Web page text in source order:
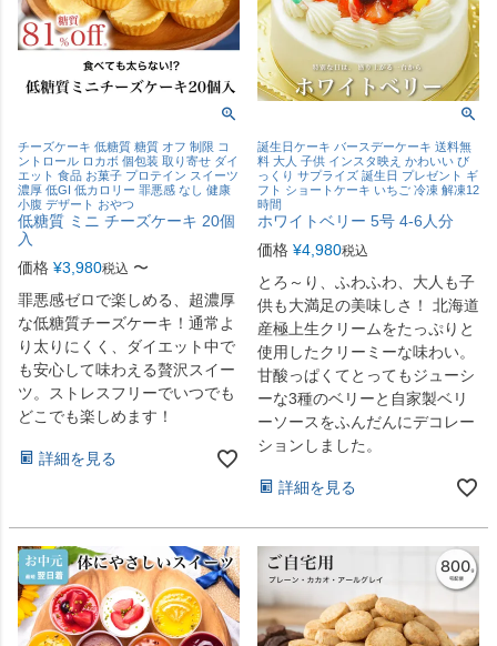
チーズケーキ 低糖質 糖質 オフ 制限 コ
ントロール ロカボ 個包装 取り寄せ ダイ
エット 食品 お菓子 プロテイン スイーツ
濃厚 低GI 低カロリー 罪悪感 なし 健康
小腹 デザート おやつ
低糖質 ミニ チーズケーキ 20個
入
価格 ¥3,980税込 〜
罪悪感ゼロで楽しめる、超濃厚
な低糖質チーズケーキ！通常よ
り太りにくく、ダイエット中で
も安心して味わえる贅沢スイー
ツ。ストレスフリーでいつでも
どこでも楽しめます！
詳細を見る
誕生日ケーキ バースデーケーキ 送料無
料 大人 子供 インスタ映え かわいい び
っくり サプライズ 誕生日 プレゼント ギ
フト ショートケーキ いちご 冷凍 解凍12
時間
ホワイトベリー 5号 4-6人分
価格 ¥4,980税込
とろ～り、ふわふわ、大人も子
供も大満足の美味しさ！ 北海道
産極上生クリームをたっぷりと
使用したクリーミーな味わい。
甘酸っぱくてとってもジューシ
ーな3種のベリーと自家製ベリ
ーソースをふんだんにデコレー
ションしました。
詳細を見る